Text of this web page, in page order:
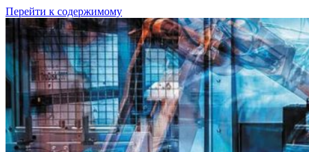
Перейти к содержимому